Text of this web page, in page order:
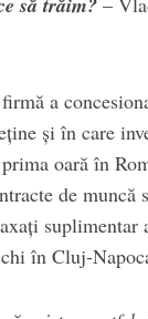
a
și în care
oară în
de muncă
suplimentar
în Cluj-